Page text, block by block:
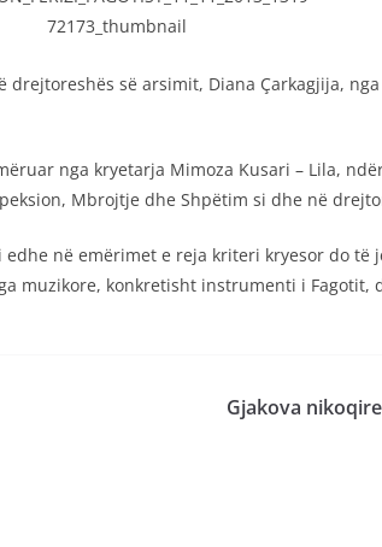
drejtoreshës së arsimit, Diana Çarkagjija,
nga kryetarja Mimoza Kusari – Lila,
Mbrojtje dhe Shpëtim si dhe në
në emërimet e reja kriteri kryesor do
muzikore, konkretisht instrumenti i
Gjakova